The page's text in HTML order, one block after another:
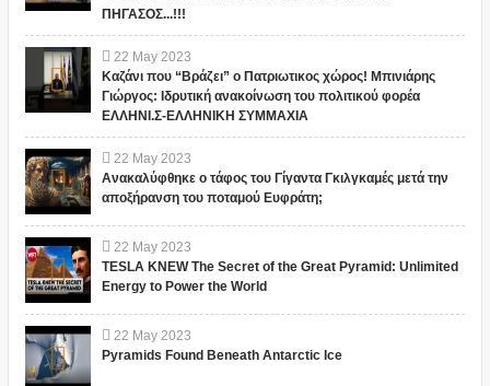
ΠΗΓΑΣΟΣ...!!!
22 May 2023
Καζάνι που “Βράζει” ο Πατριωτικος χώρος! Μπινιάρης
Γιώργος: Ιδρυτική ανακοίνωση του πολιτικού φορέα
ΕΛΛΗΝΙ.Σ-ΕΛΛΗΝΙΚΗ ΣΥΜΜΑΧΙΑ
22 May 2023
Ανακαλύφθηκε ο τάφος του Γίγαντα Γκιλγκαμές μετά την
αποξήρανση του ποταμού Ευφράτη;
22 May 2023
TESLA KNEW The Secret of the Great Pyramid: Unlimited
Energy to Power the World
22 May 2023
Pyramids Found Beneath Antarctic Ice